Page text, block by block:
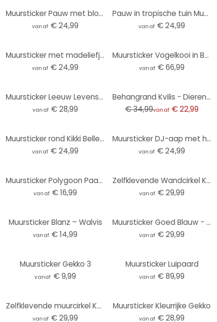
Muursticker Pauw met bloemen - Haase
vanaf € 24,99
Pauw in tropische tuin Muursticker op mozaïek - Bloemdecor - Rond
vanaf € 24,99
Muursticker met madeliefjes - Rond
vanaf € 24,99
Muursticker Vogelkooi in Boom
vanaf € 66,99
Muursticker Leeuw Levensecht
vanaf € 28,99
Behangrand Kvilis - Dierenvrienden in het Bos
€ 34,99vanaf € 22,99
Muursticker rond Kikki Belle - Jungle Paradijs
vanaf € 24,99
Muursticker DJ-aap met hoofdtelefoon - Magnusson
vanaf € 24,99
Muursticker Polygoon Paard
vanaf € 16,99
Zelfklevende Wandcirkel Kikki Belle - Ocean Life
vanaf € 29,99
Muursticker Blanz – Walvis
vanaf € 14,99
Muursticker Goed Blauw - Schildpad Koppel
vanaf € 29,99
Muursticker Gekko 3
vanaf € 9,99
Muursticker Luipaard
vanaf € 89,99
Zelfklevende muurcirkel Kvilis - In het Bos
vanaf € 29,99
Muursticker Kleurrijke Gekko
vanaf € 28,99